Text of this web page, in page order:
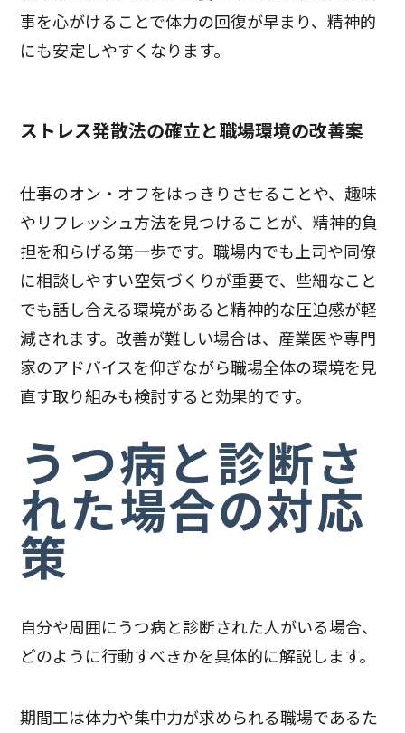
事を心がけることで体力の回復が早まり、精神的
にも安定しやすくなります。
ストレス発散法の確立と職場環境の改善案
仕事のオン・オフをはっきりさせることや、趣味
やリフレッシュ方法を見つけることが、精神的負
担を和らげる第一歩です。職場内でも上司や同僚
に相談しやすい空気づくりが重要で、些細なこと
でも話し合える環境があると精神的な圧迫感が軽
減されます。改善が難しい場合は、産業医や専門
家のアドバイスを仰ぎながら職場全体の環境を見
直す取り組みも検討すると効果的です。
うつ病と診断さ
れた場合の対応
策
自分や周囲にうつ病と診断された人がいる場合、
どのように行動すべきかを具体的に解説します。
期間工は体力や集中力が求められる職場であるた